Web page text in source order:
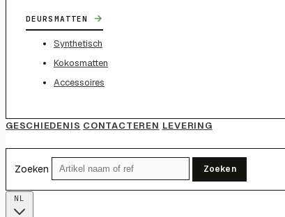
DEURSMATTEN →
Synthetisch
Kokosmatten
Accessoires
GESCHIEDENIS CONTACTEREN LEVERING
Zoeken Zoeken